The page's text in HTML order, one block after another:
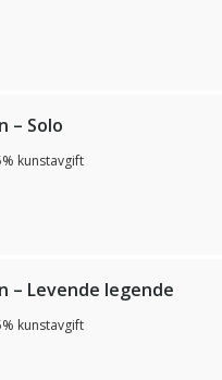
– Solo
kunstavgift
– Levende legende
kunstavgift